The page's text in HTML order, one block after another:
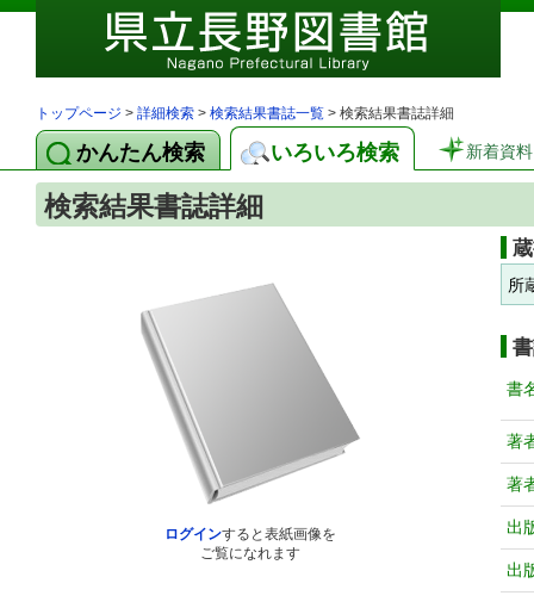
トップページ > 詳細検索 > 検索結果書誌一覧 > 検索結果書誌詳細
かんたん検索 いろいろ検索 新着資料
検索結果書誌詳細
ログインすると表紙画像を
ご覧になれます
所
書
著
著
出
出